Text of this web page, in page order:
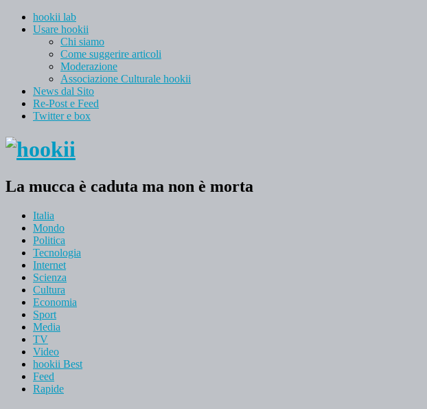
hookii lab
Usare hookii
Chi siamo
Come suggerire articoli
Moderazione
Associazione Culturale hookii
News dal Sito
Re-Post e Feed
Twitter e box
La mucca è caduta ma non è morta
Italia
Mondo
Politica
Tecnologia
Internet
Scienza
Cultura
Economia
Sport
Media
TV
Video
hookii Best
Feed
Rapide